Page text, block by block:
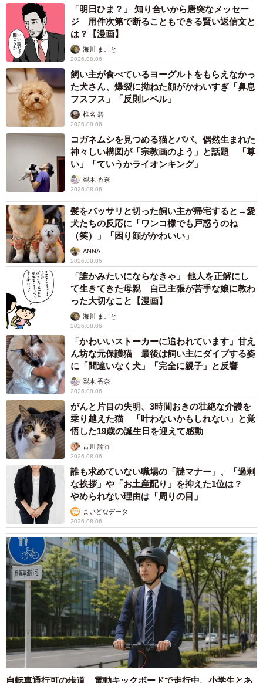
青い鳥御三家のカワセミ。「翡翠」と書くだけあって、宝石のヒスイも
この羽色に似ているからその名がついたとか（画像提供：Tadsさん）
5/9
青い鳥御三家の中でも、真っ青と表現したくなるオオルリ。濃いブルー
の背中、真っ白なお腹のコントラストも美しい（画像提供：Tadsさん）
6/9
「明日ひま？」 知り合いから唐突なメッセー
ジ 用件次第で断ることもできる賢い返信文と
は？【漫画】
海川 まこと
2026.08.06
飼い主が食べているヨーグルトをもらえなかっ
た犬さん、爆裂に拗ねた顔がかわいすぎ「鼻息
フスフス」「反則レベル」
椎名 碧
2026.08.06
コガネムシを見つめる猫とパパ、偶然生まれた
神々しい構図が「宗教画のよう」と話題 「尊
い」「ていうかライオンキング」
梨木 香奈
2026.08.06
髪をバッサリと切った飼い主が帰宅すると→愛
犬たちの反応に「ワンコ様でも戸惑うのね
（笑）」「困り顔がかわいい」
ANNA
2026.08.06
「誰かみたいにならなきゃ」 他人を正解にし
て生きてきた母親 自己主張が苦手な娘に教わ
った大切なこと【漫画】
海川 まこと
2026.08.06
「かわいいストーカーに追われています」甘え
ん坊な元保護猫 最後は飼い主にダイブする姿
に「間違いなく犬」「完全に親子」と反響
梨木 香奈
2026.08.06
がんと片目の失明、3時間おきの壮絶な介護を
乗り越えた猫 「叶わないかもしれない」と覚
悟した19歳の誕生日を迎えて感動
古川 諭香
2026.08.06
誰も求めていない職場の「謎マナー」、「過剰
な挨拶」や「お土産配り」を抑えた1位は？
やめられない理由は「周りの目」
まいどなデータ
2026.08.06
自転車通行可の歩道 電動キックボードで走行中、小学生とあ